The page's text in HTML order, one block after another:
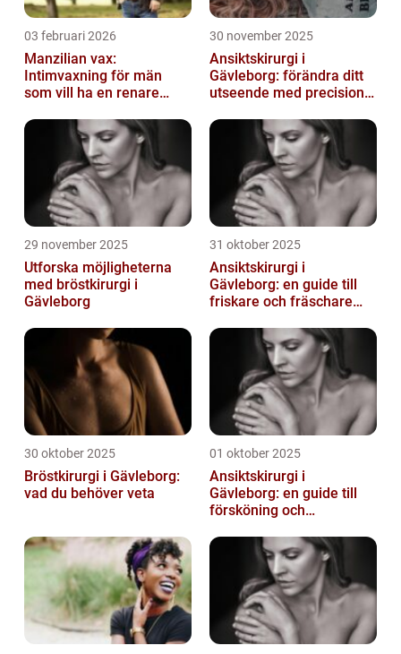
03 februari 2026
Manzilian vax:
Intimvaxning för män
som vill ha en renare
30 november 2025
Ansiktskirurgi i
Gävleborg: förändra ditt
utseende med precision
29 november 2025
Utforska möjligheterna
med bröstkirurgi i
Gävleborg
31 oktober 2025
Ansiktskirurgi i
Gävleborg: en guide till
friskare och fräschare
30 oktober 2025
Bröstkirurgi i Gävleborg:
vad du behöver veta
01 oktober 2025
Ansiktskirurgi i
Gävleborg: en guide till
försköning och